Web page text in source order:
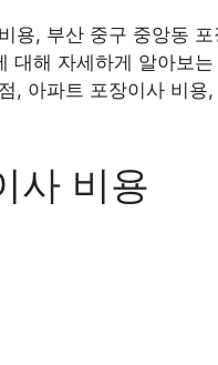
용, 부산 중구 중앙동
대해 자세하게 알아보
, 아파트 포장이사 비
사 비용